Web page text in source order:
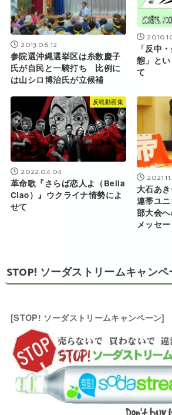
2013.06.12
参院選沖縄選挙区は糸数慶子
氏が自民と一騎打ち 比例に
は山シロ博治氏が立候補
「反中
態」と
て
反戦動画集
2022.04.04
革命歌『さらば恋人よ（Bella
Ciao）』ウクライナ情勢によ
せて
大石あ
連帯ユ
部大会
メッセ
STOP! ソーダストリームキャンペ
[STOP! ソーダストリームキャンペーン]